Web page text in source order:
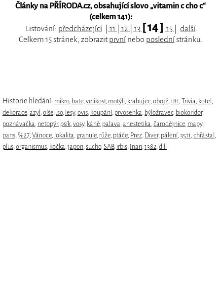
Články na PŘÍRODA.cz, obsahující slovo „vitamin c cho c“
(celkem 141):
Listování: předcházející 11 12 13 [ 14 ] 15
další
Celkem 15 stránek, zobrazitprvnínebo poslednístránku.
Historie hledání: mikro, bate,velikost, motýli, krahujec,obojž,181 ,Trivia, kotel ,
dekorace,azyl ,olše, .so, lesy,ovis, koupání, prvosenka, býložravec, biokoridor,
poznávačka, netopýr, psík,vosy, káně, palava,anestetika,čarodějnice, mapy,
pans,%27,Vánoce, lokalita, granule, růže, ptáče, Prez, Diver, pálení,3511 ,chřástal ,
plus,organismus, kočka,japon,sucho,SAB, irbis, Inari,1382,dili